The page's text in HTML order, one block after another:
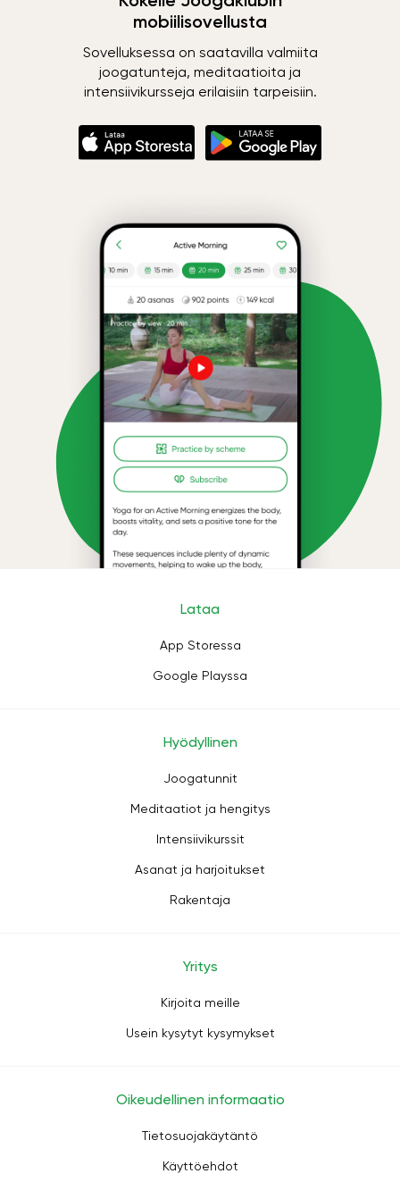
mobiilisovellusta
Sovelluksessa on saatavilla valmiita
joogatunteja, meditaatioita ja
intensiivikursseja erilaisiin tarpeisiin.
Lataa
App Storessa
Google Playssa
Hyödyllinen
Joogatunnit
Meditaatiot ja hengitys
Intensiivikurssit
Asanat ja harjoitukset
Rakentaja
Yritys
Kirjoita meille
Usein kysytyt kysymykset
Oikeudellinen informaatio
Tietosuojakäytäntö
Käyttöehdot